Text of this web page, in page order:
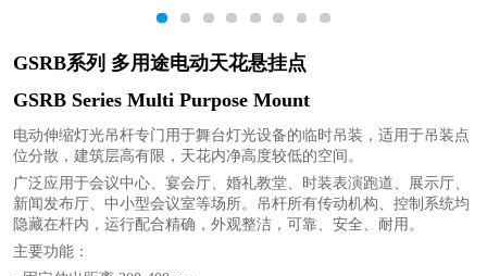
1 2 3 4 5 6 7 8
GSRB系列 多用途电动天花悬挂点
GSRB Series Multi Purpose Mount
电动伸缩灯光吊杆专门用于舞台灯光设备的临时吊装，适用于吊装点
位分散，建筑层高有限，天花内净高度较低的空间。
广泛应用于会议中心、宴会厅、婚礼教堂、时装表演跑道、展示厅、
新闻发布厅、中小型会议室等场所。吊杆所有传动机构、控制系统均
隐藏在杆内，运行配合精确，外观整洁，可靠、安全、耐用。
主要功能：